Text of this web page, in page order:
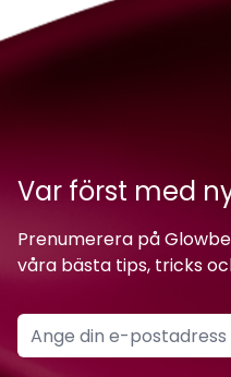
Var först med
Prenumerera på
våra bästa tips, tricks